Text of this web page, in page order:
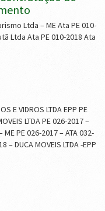
Ltda – ME Ata PE 010-
Ltda Ata PE 010-2018 Ata
E VIDROS LTDA EPP PE
LTDA PE 026-2017 –
ME PE 026-2017 – ATA 032-
– DUCA MOVEIS LTDA -EPP